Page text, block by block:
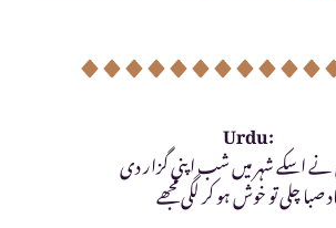
Urdu:
اسکے شہر میں شب اپنی گزار دی
صبا چلی تو خوش ہو کر لگی مجھے